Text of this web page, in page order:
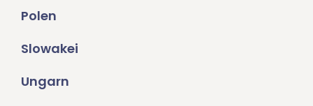
Polen
Slowakei
Ungarn